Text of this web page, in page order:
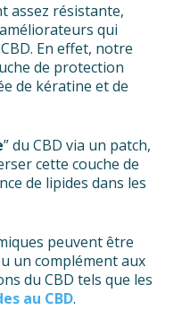
assez résistante,
qui
En effet, notre
de protection
de kératine et de
” du CBD via un patch,
cette couche de
de lipides dans les
peuvent être
un complément aux
du CBD tels que les
au CBD.